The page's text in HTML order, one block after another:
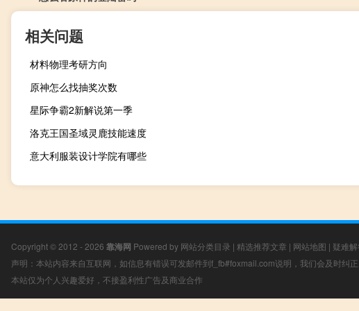
相关问题
材料物理考研方向
原神怎么找抽奖次数
星际争霸2新解说第一季
洛克王国圣域灵鹿技能速度
意大利服装设计学院有哪些
Copyright © 2012 - 2026 靠海网 Powered by 网站分类目录 | 精选推荐文章 | 网站地图 | 疑难
声明：本站内容来自互联网，如信息有错误可发邮件到f_fb#foxmail.com说明，我们会及时纠
本站仅为个人兴趣爱好，不接盈利性广告及商业合作